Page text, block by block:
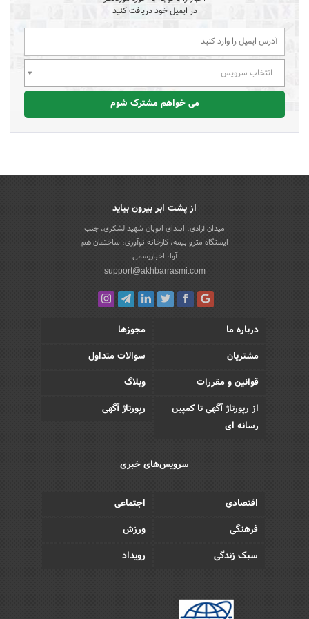
در ایمیل خود دریافت کنید
انتخاب سرویس
می خواهم مشترک شوم
از پشت ابر بیرون بیاید
میدان آزادی، ابتدای اتوبان شهید لشکری، جنب
ایستگاه مترو بیمه، کارخانه نوآوری، ساختمان هم
آوا، اخباررسمی
support@akhbarrasmi.com
درباره ما
مجوزها
مشتریان
سوالات متداول
قوانین و مقررات
وبلاگ
از رپورتاژ آگهی تا کمپین
رسانه ای
رپورتاژ آگهی
سرویس‌های خبری
اقتصادی
اجتماعی
فرهنگی
ورزش
سبک زندگی
رویداد